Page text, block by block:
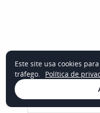
Este site usa cookies
tráfego.
Política de